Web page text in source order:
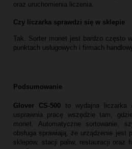
oraz uruchomienia liczenia.
Czy liczarka sprawdzi się w sklepie
Tak. Sorter monet jest bardzo często
punktach usługowych i firmach
Podsumowanie
Glover CS‑500 to wydajna liczarka
usprawnia pracę wszędzie tam,
monet. Automatyczne sortowanie,
obsługa sprawiają, że urządzenie jest
sklepów, stacji paliw, restauracji oraz